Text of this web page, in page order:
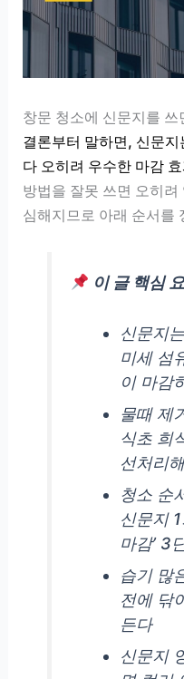
창문 청소에 신문지를
결론부터 말하면, 신문
다 오히려 우수한 마감
방법을 잘못 쓰면 오히
심해지므로 아래 순서를
이 글 핵심
신문지
미세 섬
이 마감
물때 제
식초 희
선처리
청소 순
신문지
마감’ 3
습기 많
전에 닦
든다
신문지